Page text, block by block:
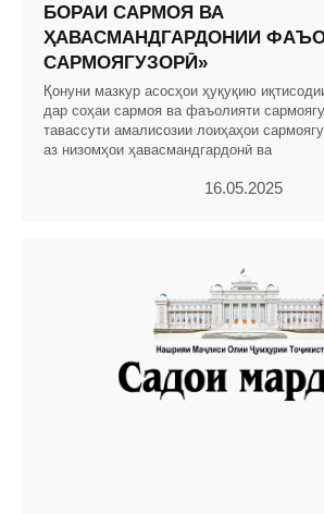
БОРАИ САРМОЯ ВА
ҲАВАСМАНДГАРДОНИИ
САРМОЯГУЗОРӢ»
Қонуни мазкур асосҳои ҳуқуқию
дар соҳаи сармоя ва фаъолияти
тавассути амалисозии лоиҳаҳои
аз низомҳои ҳавасмандгардонӣ ва
16.05.2025